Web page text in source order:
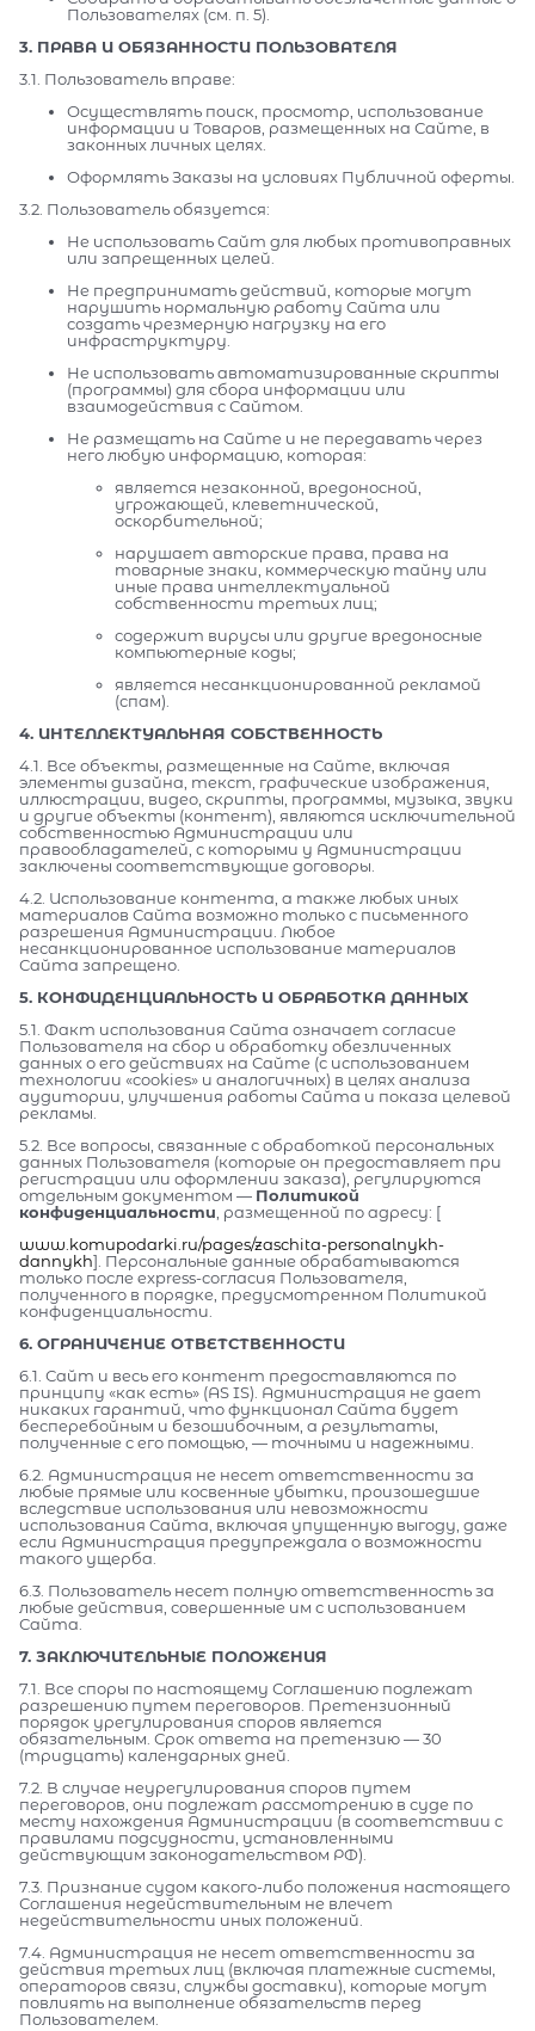
Пользователях (см. п. 5).
3. ПРАВА И ОБЯЗАННОСТИ ПОЛЬЗОВАТЕЛЯ
3.1. Пользователь вправе:
Осуществлять поиск, просмотр, использование
информации и Товаров, размещенных на Сайте, в
законных личных целях.
Оформлять Заказы на условиях Публичной оферты.
3.2. Пользователь обязуется:
Не использовать Сайт для любых противоправных
или запрещенных целей.
Не предпринимать действий, которые могут
нарушить нормальную работу Сайта или
создать чрезмерную нагрузку на его
инфраструктуру.
Не использовать автоматизированные скрипты
(программы) для сбора информации или
взаимодействия с Сайтом.
Не размещать на Сайте и не передавать через
него любую информацию, которая:
является незаконной, вредоносной,
угрожающей, клеветнической,
оскорбительной;
нарушает авторские права, права на
товарные знаки, коммерческую тайну или
иные права интеллектуальной
собственности третьих лиц;
содержит вирусы или другие вредоносные
компьютерные коды;
является несанкционированной рекламой
(спам).
4. ИНТЕЛЛЕКТУАЛЬНАЯ СОБСТВЕННОСТЬ
4.1. Все объекты, размещенные на Сайте, включая
элементы дизайна, текст, графические изображения,
иллюстрации, видео, скрипты, программы, музыка, звуки
и другие объекты (контент), являются исключительной
собственностью Администрации или
правообладателей, с которыми у Администрации
заключены соответствующие договоры.
4.2. Использование контента, а также любых иных
материалов Сайта возможно только с письменного
разрешения Администрации. Любое
несанкционированное использование материалов
Сайта запрещено.
5. КОНФИДЕНЦИАЛЬНОСТЬ И ОБРАБОТКА ДАННЫХ
5.1. Факт использования Сайта означает согласие
Пользователя на сбор и обработку обезличенных
данных о его действиях на Сайте (с использованием
технологии «cookies» и аналогичных) в целях анализа
аудитории, улучшения работы Сайта и показа целевой
рекламы.
5.2. Все вопросы, связанные с обработкой персональных
данных Пользователя (которые он предоставляет при
регистрации или оформлении заказа), регулируются
отдельным документом — Политикой
конфиденциальности, размещенной по адресу: [
www.komupodarki.ru/pages/zaschita-personalnykh-
dannykh]. Персональные данные обрабатываются
только после express-согласия Пользователя,
полученного в порядке, предусмотренном Политикой
конфиденциальности.
6. ОГРАНИЧЕНИЕ ОТВЕТСТВЕННОСТИ
6.1. Сайт и весь его контент предоставляются по
принципу «как есть» (AS IS). Администрация не дает
никаких гарантий, что функционал Сайта будет
бесперебойным и безошибочным, а результаты,
полученные с его помощью, — точными и надежными.
6.2. Администрация не несет ответственности за
любые прямые или косвенные убытки, произошедшие
вследствие использования или невозможности
использования Сайта, включая упущенную выгоду, даже
если Администрация предупреждала о возможности
такого ущерба.
6.3. Пользователь несет полную ответственность за
любые действия, совершенные им с использованием
Сайта.
7. ЗАКЛЮЧИТЕЛЬНЫЕ ПОЛОЖЕНИЯ
7.1. Все споры по настоящему Соглашению подлежат
разрешению путем переговоров. Претензионный
порядок урегулирования споров является
обязательным. Срок ответа на претензию — 30
(тридцать) календарных дней.
7.2. В случае неурегулирования споров путем
переговоров, они подлежат рассмотрению в суде по
месту нахождения Администрации (в соответствии с
правилами подсудности, установленными
действующим законодательством РФ).
7.3. Признание судом какого-либо положения настоящего
Соглашения недействительным не влечет
недействительности иных положений.
7.4. Администрация не несет ответственности за
действия третьих лиц (включая платежные системы,
операторов связи, службы доставки), которые могут
повлиять на выполнение обязательств перед
Пользователем.